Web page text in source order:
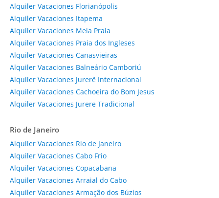
Alquiler Vacaciones Florianópolis
Alquiler Vacaciones Itapema
Alquiler Vacaciones Meia Praia
Alquiler Vacaciones Praia dos Ingleses
Alquiler Vacaciones Canasvieiras
Alquiler Vacaciones Balneário Camboriú
Alquiler Vacaciones Jurerê Internacional
Alquiler Vacaciones Cachoeira do Bom Jesus
Alquiler Vacaciones Jurere Tradicional
Rio de Janeiro
Alquiler Vacaciones Rio de Janeiro
Alquiler Vacaciones Cabo Frio
Alquiler Vacaciones Copacabana
Alquiler Vacaciones Arraial do Cabo
Alquiler Vacaciones Armação dos Búzios